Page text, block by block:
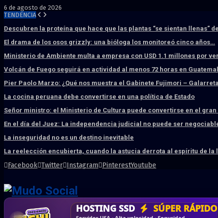
6 de agosto de 2026
TENDENCIA
Descubren la proteína que hace que las plantas “se sientan llenas”
El drama de los osos grizzly: una bióloga los monitoreó cinco años…
Ministerio de Ambiente multa a empresa con USD 1.1 millones por
Volcán de Fuego seguirá en actividad al menos 72 horas en
Pier Paolo Marzo: ¿Qué nos muestra el Gabinete Fujimori –
La cocina peruana debe convertirse en una política de Estado
Señor ministro: el Ministerio de Cultura puede convertirse en el
En el día del Juez: La independencia judicial no puede ser
La inseguridad no es un destino inevitable
La reelección encubierta, cuando la astucia derrota al espíritu de la
Facebook Twitter Instagram PinterestYoutube
HOSTING SSD SÚPER RÁPIDO
DISEÑO WEB PROFESIONAL
CRM & DASHBOARD A MEDIDA
CORREO CORPORATIVO